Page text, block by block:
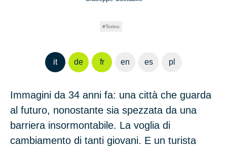
Torino
it de fr en es pl
Immagini da 34 anni fa: una città che guarda
al futuro, nonostante sia spezzata da una
barriera insormontabile. La voglia di
cambiamento di tanti giovani. E un turista